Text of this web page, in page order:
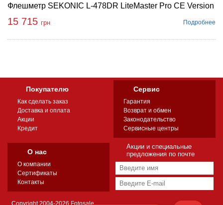
Флешметр SEKONIC L-478DR LiteMaster Pro CE Version
15 715 грн Подробнее
Покупателю
Как сделать заказ
Доставка и оплата
Акции
Кредит
Сервис
Гарантия
Возврат и обмен
Законодательство
Сервисные центры
О нас
О компании
Сертификаты
Контакты
Акции и специальные
предложения по почте
Copyright 2004-2026 Fotosale